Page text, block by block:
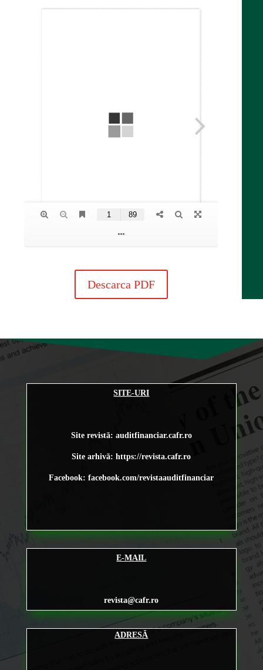
Descarca PDF
SITE-URI
Site revistă: auditfinanciar.cafr.ro
Site arhivă:https://revista.cafr.ro
Facebook: facebook.com/revistaauditfinanciar
E-MAIL
revista@cafr.ro
ADRESĂ